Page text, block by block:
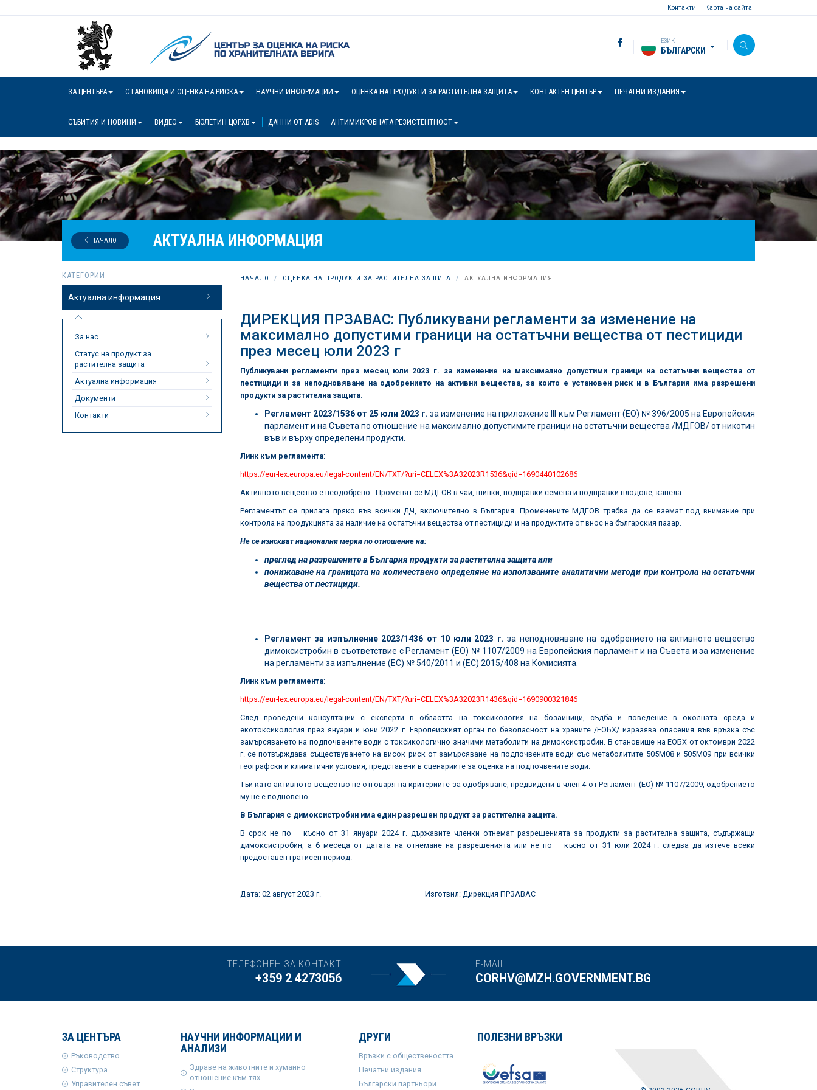
Контакти Карта на сайта
ЕЗИК
БЪЛГАРСКИ
ЗА ЦЕНТЪРА СТАНОВИЩА И ОЦЕНКА НА РИСКА НАУЧНИ ИНФОРМАЦИИ ОЦЕНКА НА ПРОДУКТИ ЗА РАСТИТЕЛНА ЗАЩИТА КОНТАКТЕН ЦЕНТЪР ПЕЧАТНИ ИЗДАНИЯ
СЪБИТИЯ И НОВИНИ ВИДЕО БЮЛЕТИН ЦОРХВ ДАННИ ОТ ADIS АНТИМИКРОБНАТА РЕЗИСТЕНТНОСТ
АКТУАЛНА ИНФОРМАЦИЯ
НАЧАЛО
КАТЕГОРИИ
Актуална информация
За нас
Статус на продукт за
растителна защита
Актуална информация
Документи
Контакти
НАЧАЛО ОЦЕНКА НА ПРОДУКТИ ЗА РАСТИТЕЛНА ЗАЩИТА АКТУАЛНА ИНФОРМАЦИЯ
ДИРЕКЦИЯ ПРЗАВАС: Публикувани регламенти за изменение на
максимално допустими граници на остатъчни вещества от пестициди
през месец юли 2023 г
Публикувани регламенти през месец юли 2023 г. за изменение на максимално допустими граници на остатъчни вещества от
пестициди и за неподновяване на одобрението на активни вещества, за които е установен риск и в България има разрешени
продукти за растителна защита.
Регламент 2023/1536 от 25 юли 2023 г. за изменение на приложение III към Регламент (ЕО) № 396/2005 на Европейския
парламент и на Съвета по отношение на максимално допустимите граници на остатъчни вещества /МДГОВ/ от никотин
във и върху определени продукти.
Линк към регламента:
https://eur-lex.europa.eu/legal-content/EN/TXT/?uri=CELEX%3A32023R1536&qid=1690440102686
Активното вещество е неодобрено. Променят се МДГОВ в чай, шипки, подправки семена и подправки плодове, канела.
Регламентът се прилага пряко във всички ДЧ, включително в България. Променените МДГОВ трябва да се вземат под внимание при
контрола на продукцията за наличие на остатъчни вещества от пестициди и на продуктите от внос на българския пазар.
Не се изискват национални мерки по отношение на:
преглед на разрешените в България продукти за растителна защита или
понижаване на границата на количествено определяне на използваните аналитични методи при контрола на остатъчни
вещества от пестициди.
Регламент за изпълнение 2023/1436 от 10 юли 2023 г. за неподновяване на одобрението на активното вещество
димоксистробин в съответствие с Регламент (ЕО) № 1107/2009 на Европейския парламент и на Съвета и за изменение
на регламенти за изпълнение (ЕС) № 540/2011 и (ЕС) 2015/408 на Комисията.
Линк към регламента:
https://eur-lex.europa.eu/legal-content/EN/TXT/?uri=CELEX%3A32023R1436&qid=1690900321846
След проведени консултации с експерти в областта на токсикология на бозайници, съдба и поведение в околната среда и
екотоксикология през януари и юни 2022 г. Европейският орган по безопасност на храните /ЕОБХ/ изразява опасения във връзка със
замърсяването на подпочвените води с токсикологично значими метаболити на димоксистробин. В становище на ЕОБХ от октомври 2022
г. се потвърждава съществуването на висок риск от замърсяване на подпочвените води със метаболитите 505M08 и 505M09 при всички
географски и климатични условия, представени в сценариите за оценка на подпочвените води.
Тъй като активното вещество не отговаря на критериите за одобряване, предвидени в член 4 от Регламент (ЕО) № 1107/2009, одобрението
му не е подновено.
В България с димоксистробин има един разрешен продукт за растителна защита.
В срок не по – късно от 31 януари 2024 г. държавите членки отнемат разрешенията за продукти за растителна защита, съдържащи
димоксистробин, а 6 месеца от датата на отнемане на разрешенията или не по – късно от 31 юли 2024 г. следва да изтече всеки
предоставен гратисен период.
Дата: 02 август 2023 г. Изготвил: Дирекция ПРЗАВАС
ТЕЛЕФОНЕН ЗА КОНТАКТ
+359 2 4273056
E-MAIL
CORHV@MZH.GOVERNMENT.BG
ЗА ЦЕНТЪРА
Ръководство
Структура
Управителен съвет
НАУЧНИ ИНФОРМАЦИИ И
АНАЛИЗИ
Здраве на животните и хуманно
отношение към тях
ДРУГИ
Връзки с обществеността
Печатни издания
Български партньори
ПОЛЕЗНИ ВРЪЗКИ